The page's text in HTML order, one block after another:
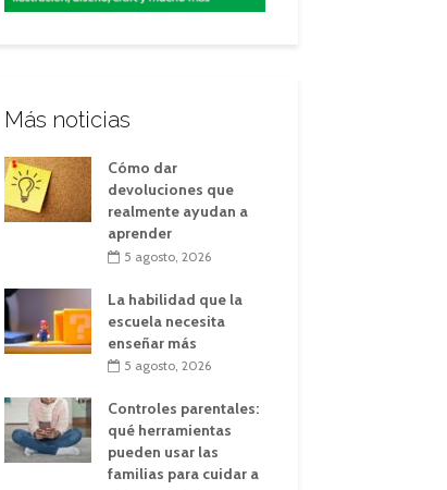
Más noticias
Cómo dar
devoluciones que
realmente ayudan a
aprender
5 agosto, 2026
La habilidad que la
escuela necesita
enseñar más
5 agosto, 2026
Controles parentales:
qué herramientas
pueden usar las
familias para cuidar a